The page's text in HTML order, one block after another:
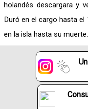
holandés descargara y
Duró en el cargo hasta
en la isla hasta su muerte.